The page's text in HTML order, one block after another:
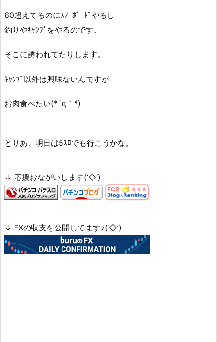
60超えてるのにｽﾉｰﾎﾞｰﾄﾞやるし
釣りやｷｬﾝﾌﾟをやるのです。
そこに誘われてたりします。
ｷｬﾝﾌﾟ以外は興味ないんですが
お肉食べたい(*´д｀*)
とりあ、明日は5ｽﾛでも行こうかな。
↓ 応援おながいします(‘◇’)ゞ
↓ FXの収支を公開してます♪(‘◇’)ゞ